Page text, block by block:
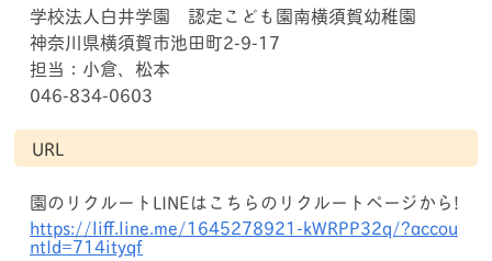
学校法人白井学園 認定こども園南横須賀幼稚園
神奈川県横須賀市池田町2-9-17
担当：小倉、松本
046-834-0603
URL
園のリクルートLINEはこちらのリクルートページから!
https://liff.line.me/1645278921-kWRPP32q/?accou
ntId=714ityqf